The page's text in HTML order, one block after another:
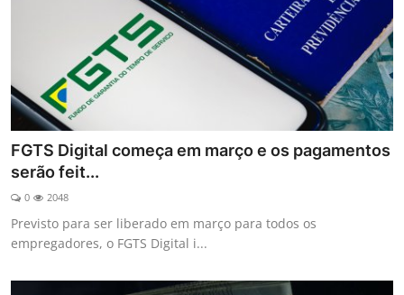
FGTS Digital começa em março e os pagamentos
serão feit...
0 2048
Previsto para ser liberado em março para todos os
empregadores, o FGTS Digital i...